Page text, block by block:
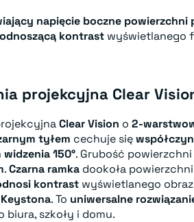
napięcie boczne powierzchni
kontrast wyświetlanego
projekcyjna Clear
Clear Vision o 2-
tyłem cechuje się
widzenia 150°. Grubość powierzchni
.Czarna ramka dookoła powierzchni
kontrast wyświetlanego
. To uniwersalne
biura, szkoły i domu.